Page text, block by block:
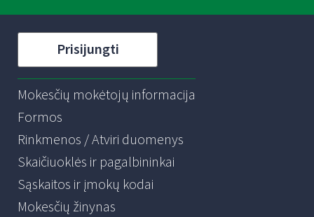
Prisijungti
Mokesčių mokėtojų informacija
Formos
Rinkmenos / Atviri duomenys
Skaičiuoklės ir pagalbininkai
Sąskaitos ir įmokų kodai
Mokesčių žinynas